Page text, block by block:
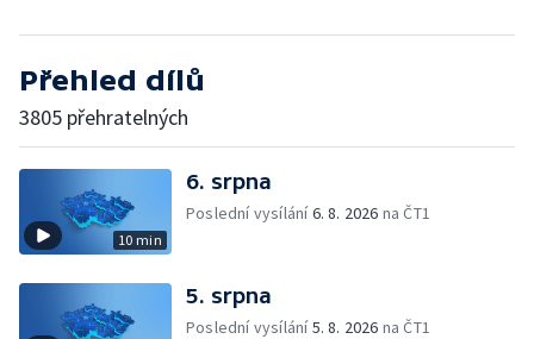
Přehled dílů
3805 přehratelných
10 min
6. srpna
Poslední vysílání6. 8. 2026 na ČT1
5. srpna
Poslední vysílání5. 8. 2026 na ČT1